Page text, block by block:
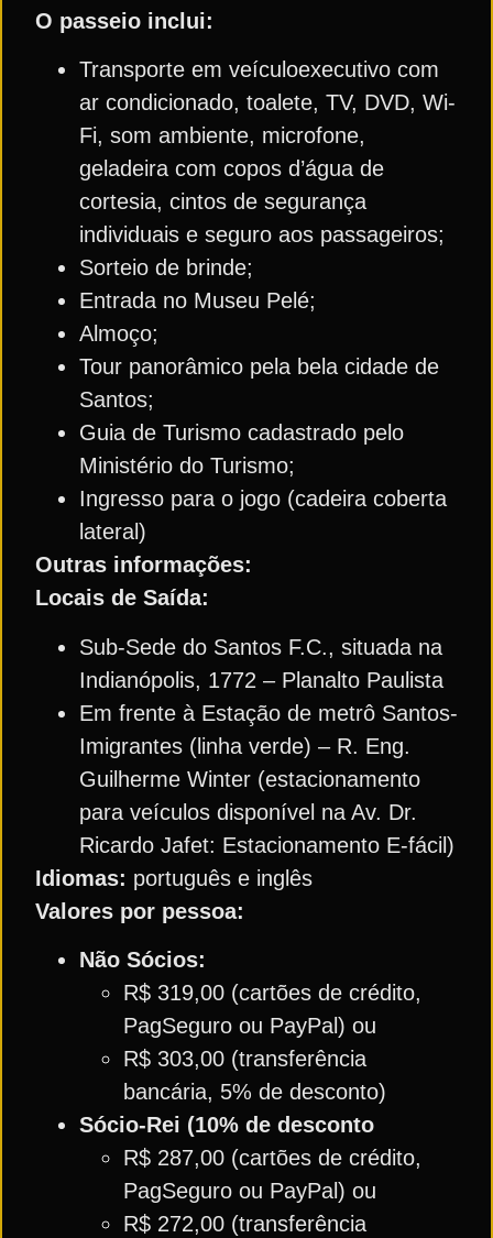
O passeio inclui:
Transporte em veículoexecutivo com
ar condicionado, toalete, TV, DVD, Wi-
Fi, som ambiente, microfone,
geladeira com copos d’água de
cortesia, cintos de segurança
individuais e seguro aos passageiros;
Sorteio de brinde;
Entrada no Museu Pelé;
Almoço;
Tour panorâmico pela bela cidade de
Santos;
Guia de Turismo cadastrado pelo
Ministério do Turismo;
Ingresso para o jogo (cadeira coberta
lateral)
Outras informações:
Locais de Saída:
Sub-Sede do Santos F.C., situada na
Indianópolis, 1772 – Planalto Paulista
Em frente à Estação de metrô Santos-
Imigrantes (linha verde) – R. Eng.
Guilherme Winter (estacionamento
para veículos disponível na Av. Dr.
Ricardo Jafet: Estacionamento E-fácil)
Idiomas: português e inglês
Valores por pessoa:
Não Sócios:
R$ 319,00 (cartões de crédito,
PagSeguro ou PayPal) ou
R$ 303,00 (transferência
bancária, 5% de desconto)
Sócio-Rei (10% de desconto
R$ 287,00 (cartões de crédito,
PagSeguro ou PayPal) ou
R$ 272,00 (transferência